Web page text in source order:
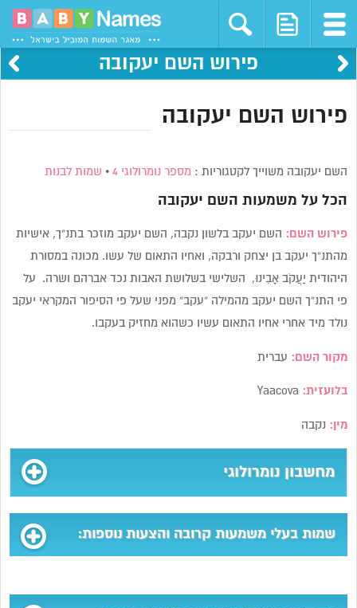
פירוש השם יעקובה
פירוש השם יעקובה
השם יעקובה משוייך לקטגוריות : מספר נומרולוגי 4 • שמות לבנות
הכל על משמעות השם יעקובה
פירוש השם: השם יעקב בלשון נקבה, השם יעקב מוזכר בתנ”ך, אישיות
מהתנ”ך יעקב בן יצחק ורבקה, ואחיו התאום של עשו. מכונה במסורת
היהודית יַעֲקֹב אָבִינוּ, השלישי בשלושת האבות נכד אברהם ושרה. על
פי התנ”ך השם יעקב מהמילה “עקב” מפני שעל פי הסיפור המקראי יעקב
נולד מיד אחרי אחיו התאום עשיו כשהוא מחזיק בעקבו.
מקור השם: עברית
בלועזית:
מין: נקבה
מחשבון נומרולוגי
שמות בעלי משמעות קרובה והצעות נוספות: